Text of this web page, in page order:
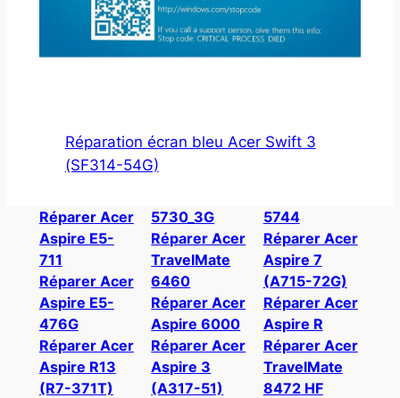
Réparation écran bleu Acer Swift 3
(SF314-54G)
Réparer Acer
Aspire E5-
711
Réparer Acer
Aspire E5-
476G
Réparer Acer
Aspire R13
(R7-371T)
5730_3G
Réparer Acer
TravelMate
6460
Réparer Acer
Aspire 6000
Réparer Acer
Aspire 3
(A317-51)
5744
Réparer Acer
Aspire 7
(A715-72G)
Réparer Acer
Aspire R
Réparer Acer
TravelMate
8472 HF